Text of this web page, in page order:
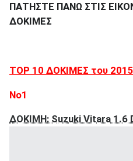
Μεταχειρισμένα
ΠΑΤΗΣΤΕ ΠΑΝΩ ΣΤΙΣ
ΔΟΚΙΜΕΣ
TOP 10 ΔΟΚΙΜΕΣ του 2015
Νο1
ΔΟΚΙΜΗ: Suzuki Vitara 1.6